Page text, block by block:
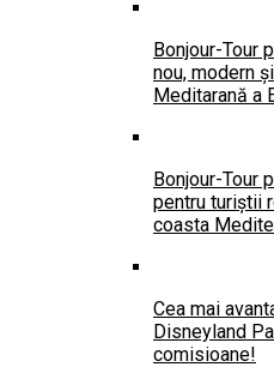
Bonjour-Tour
nou, modern
Meditarană a
Bonjour-Tour
pentru turiștii
coasta
Cea mai
Disneyland
comisioane!